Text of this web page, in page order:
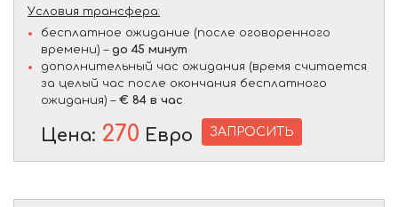
Условия трансфера:
бесплатное ожидание (после оговоренного
времени) – до 45 минут
дополнительный час ожидания (время считается
за целый час после окончания бесплатного
ожидания) – € 84 в час
Цена: 270 Евро ЗАПРОСИТЬ